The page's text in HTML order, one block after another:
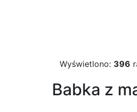
Wyświetlono: 396
Babka z